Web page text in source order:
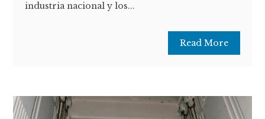
industria nacional y los...
Read More